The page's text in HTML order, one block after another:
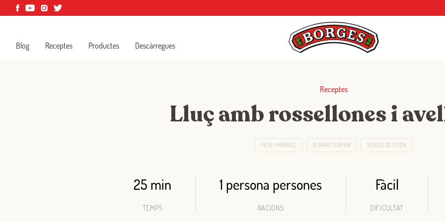
Blog Receptes Productes Descàrregues
Receptes
Lluç amb rossellones i
PEIX I MARISC DINAR I SOPAR SENSE GLUTEN
25 min
TEMPS
1 persona persones
RACIONS
Fàcil
DIFICULTAT